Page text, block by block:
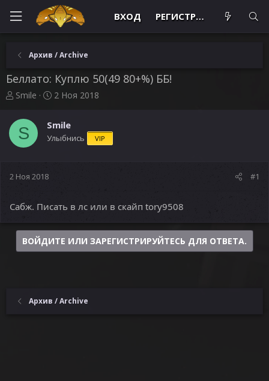
ВХОД РЕГИСТРАЦИЯ
Архив / Archive
Беллато: Куплю 50(49 80+%) ББ!
А
т
о
р
м
Smile
Д
а
н
2 Ноя 2018
S Smile
Улыбнись VIP
2 Ноя 2018 #1
Сабж. Писать в лс или в скайп tory9508
ВОЙДИТЕ ИЛИ ЗАРЕГИСТРИРУЙТЕСЬ ДЛЯ ОТВЕТА.
Архив / Archive